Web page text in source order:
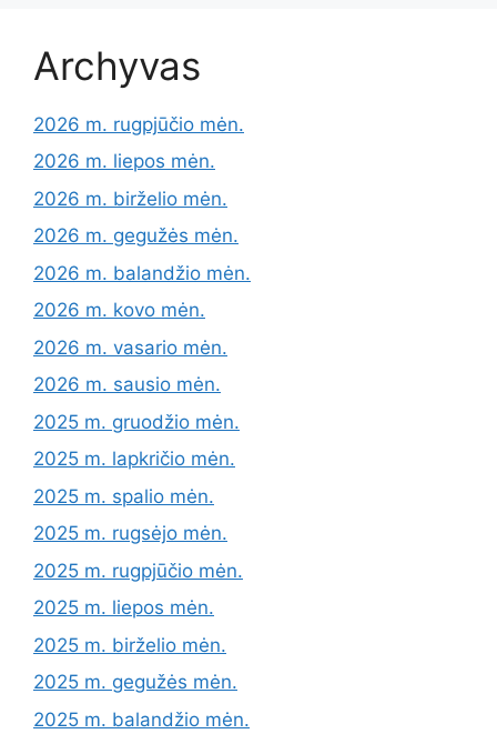
Archyvas
2026 m. rugpjūčio mėn.
2026 m. liepos mėn.
2026 m. birželio mėn.
2026 m. gegužės mėn.
2026 m. balandžio mėn.
2026 m. kovo mėn.
2026 m. vasario mėn.
2026 m. sausio mėn.
2025 m. gruodžio mėn.
2025 m. lapkričio mėn.
2025 m. spalio mėn.
2025 m. rugsėjo mėn.
2025 m. rugpjūčio mėn.
2025 m. liepos mėn.
2025 m. birželio mėn.
2025 m. gegužės mėn.
2025 m. balandžio mėn.